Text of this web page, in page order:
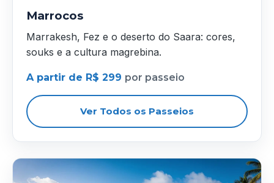
Marrocos
Marrakesh, Fez e o deserto do Saara: cores,
souks e a cultura magrebina.
A partir de R$ 299 por passeio
Ver Todos os Passeios